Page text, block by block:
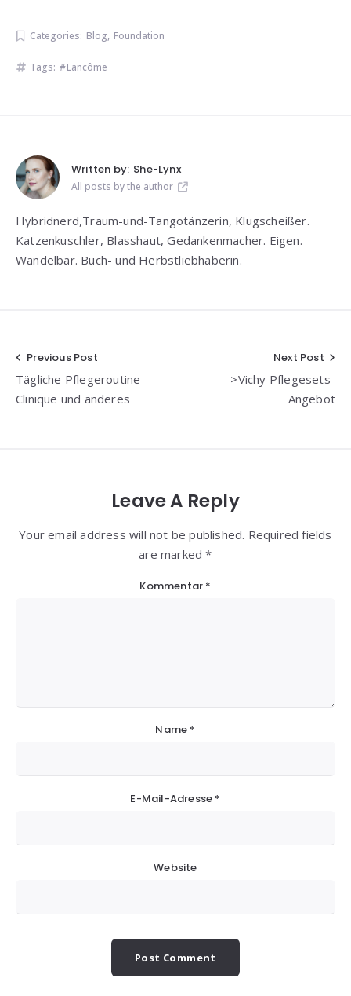
Categories: Blog, Foundation
Tags: Lancôme
Written by: She-Lynx
All posts by the author
Hybridnerd,Traum-und-Tangotänzerin, Klugscheißer.
Katzenkuschler, Blasshaut, Gedankenmacher. Eigen.
Wandelbar. Buch- und Herbstliebhaberin.
Beitragsnavigation
Previous Post
Tägliche Pflegeroutine –
Clinique und anderes
Next Post
>Vichy Pflegesets-
Angebot
Leave A Reply
Your email address will not be published. Required fields
are marked *
Kommentar *
Name *
E-Mail-Adresse *
Website